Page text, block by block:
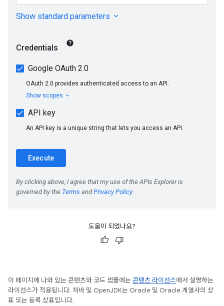
도움이 되었나요?
이 페이지에 나와 있는 콘텐츠와 코드 샘플에는 콘텐츠 라이선스에서 설명하는
라이선스가 적용됩니다. 자바 및 OpenJDK는 Oracle 및 Oracle 계열사의 상
표 또는 등록 상표입니다.